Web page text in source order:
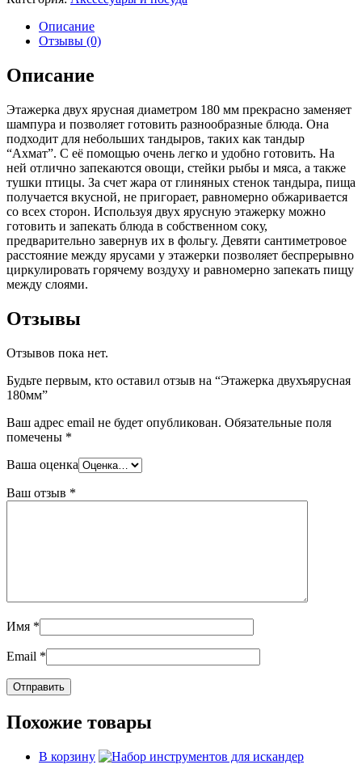
Описание
Отзывы (0)
Описание
Этажерка двух ярусная диаметром 180 мм прекрасно заменяет
шампура и позволяет готовить разнообразные блюда. Она
подходит для небольших тандыров, таких как тандыр
“Ахмат”. С её помощью очень легко и удобно готовить. На
ней отлично запекаются овощи, стейки рыбы и мяса, а также
тушки птицы. За счет жара от глиняных стенок тандыра, пища
получается вкусной, не пригорает, равномерно обжаривается
со всех сторон. Используя двух ярусную этажерку можно
готовить и запекать блюда в собственном соку,
предварительно завернув их в фольгу. Девяти сантиметровое
расстояние между ярусами у этажерки позволяет беспрерывно
циркулировать горячему воздуху и равномерно запекать пищу
между слоями.
Отзывы
Отзывов пока нет.
Будьте первым, кто оставил отзыв на “Этажерка двухъярусная
180мм”
Ваш адрес email не будет опубликован. Обязательные поля
помечены *
Ваша оценка
Ваш отзыв *
Имя *
Email *
Похожие товары
В корзину